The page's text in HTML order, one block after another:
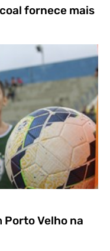
fornece mais
Porto Velho na